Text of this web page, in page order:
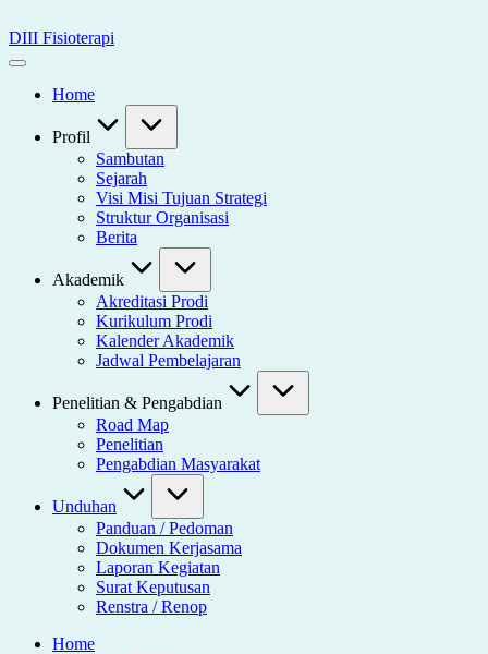
to
content
DIII Fisioterapi
Universitas
HusadaHome
Profil
Sambutan
Sejarah
Visi Misi Tujuan Strategi
Struktur Organisasi
Berita
Akademik
Akreditasi Prodi
Kurikulum Prodi
Kalender Akademik
Jadwal Pembelajaran
Penelitian & Pengabdian
Road Map
Penelitian
Pengabdian Masyarakat
Unduhan
Panduan / Pedoman
Dokumen Kerjasama
Laporan Kegiatan
Surat Keputusan
Renstra / Renop
Home